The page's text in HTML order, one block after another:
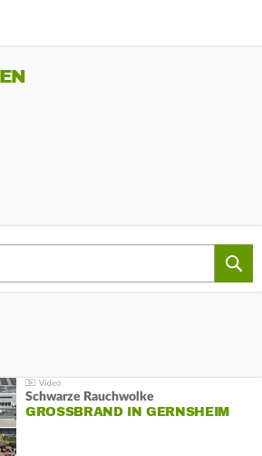
Schwarze Rauchwolke
GROSSBRAND IN GERNSHEIM